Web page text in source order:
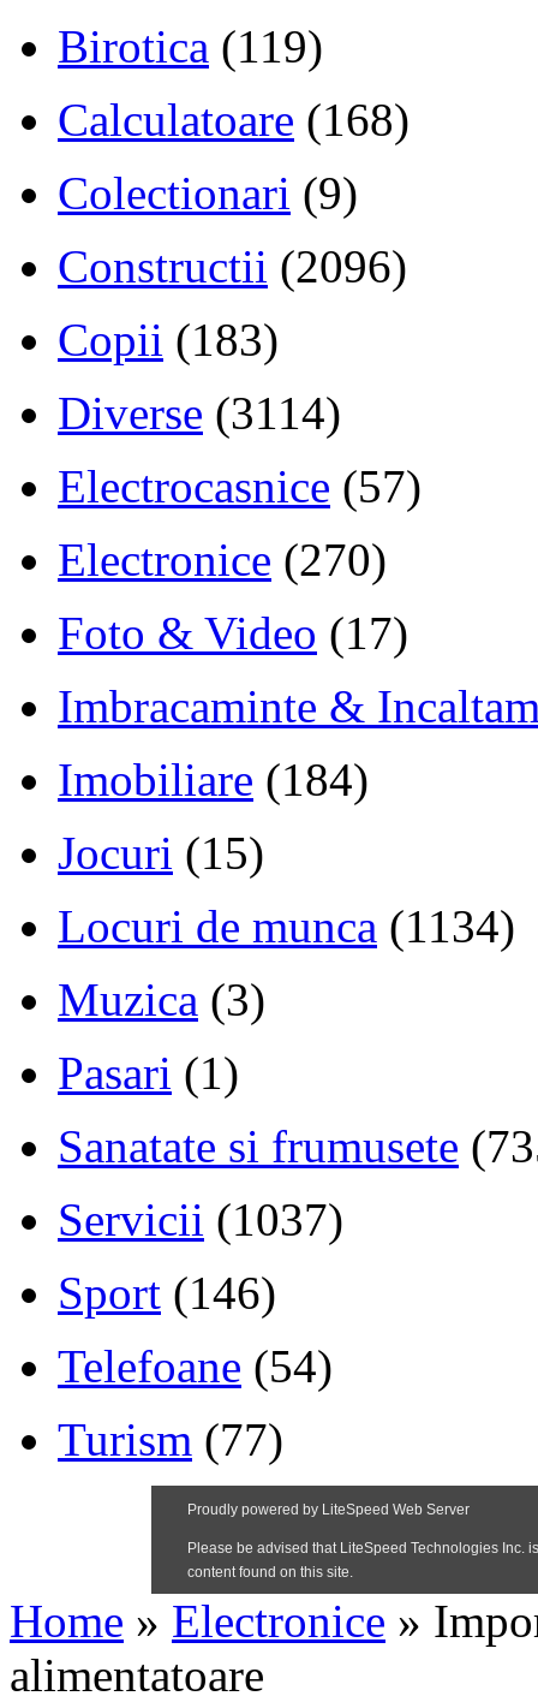
Birotica (119)
Calculatoare (168)
Colectionari (9)
Constructii (2096)
Copii (183)
Diverse (3114)
Electrocasnice (57)
Electronice (270)
Foto & Video (17)
Imbracaminte &
Imobiliare (184)
Jocuri (15)
Locuri de munca (1134)
Muzica (3)
Pasari (1)
Sanatate si frumusete
Servicii (1037)
Sport (146)
Telefoane (54)
Turism (77)
Home » Electronice »
alimentatoare